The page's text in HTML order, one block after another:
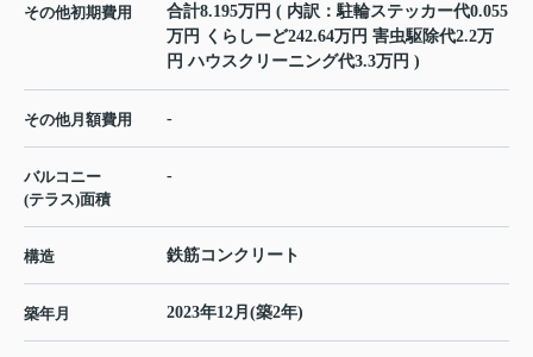
その他初期費用
合計8.195万円 ( 内訳：駐輪ステッカー代0.055
万円 くらしーど242.64万円 害虫駆除代2.2万
円 ハウスクリーニング代3.3万円 )
その他月額費用 -
バルコニー
(テラス)面積
-
構造 鉄筋コンクリート
築年月 2023年12月(築2年)